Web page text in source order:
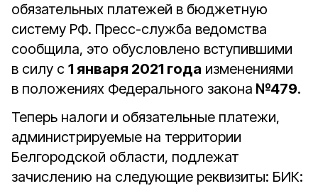
обязательных платежей в бюджетную
систему РФ. Пресс-служба ведомства
сообщила, это обусловлено вступившими
в силу с 1 января 2021 года изменениями
в положениях Федерального закона №479.
Теперь налоги и обязательные платежи,
администрируемые на территории
Белгородской области, подлежат
зачислению на следующие реквизиты: БИК: